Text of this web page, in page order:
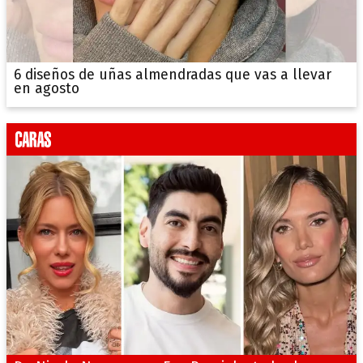
6 diseños de uñas almendradas que vas a llevar
en agosto